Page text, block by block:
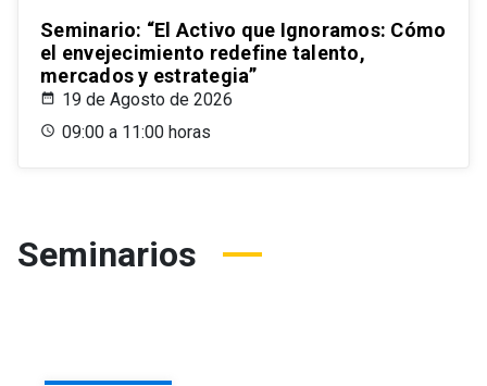
Seminario: “El Activo que Ignoramos: Cómo
el envejecimiento redefine talento,
mercados y estrategia”
19 de Agosto de 2026
09:00 a 11:00 horas
Seminarios